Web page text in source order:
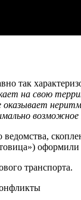
так
на свою
возможное
транспорта.